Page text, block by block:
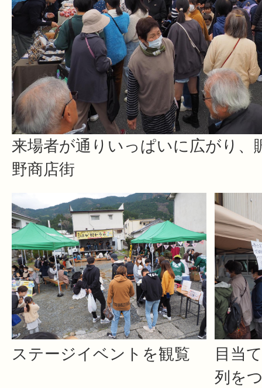
来場者が通りいっぱいに広がり、
野商店街
ステージイベントを観覧
目当
列を